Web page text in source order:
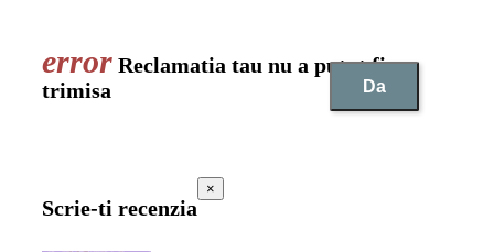
Reclamatia tau nu a putut fi
trimisa
Da
Scrie-ti recenzia
×